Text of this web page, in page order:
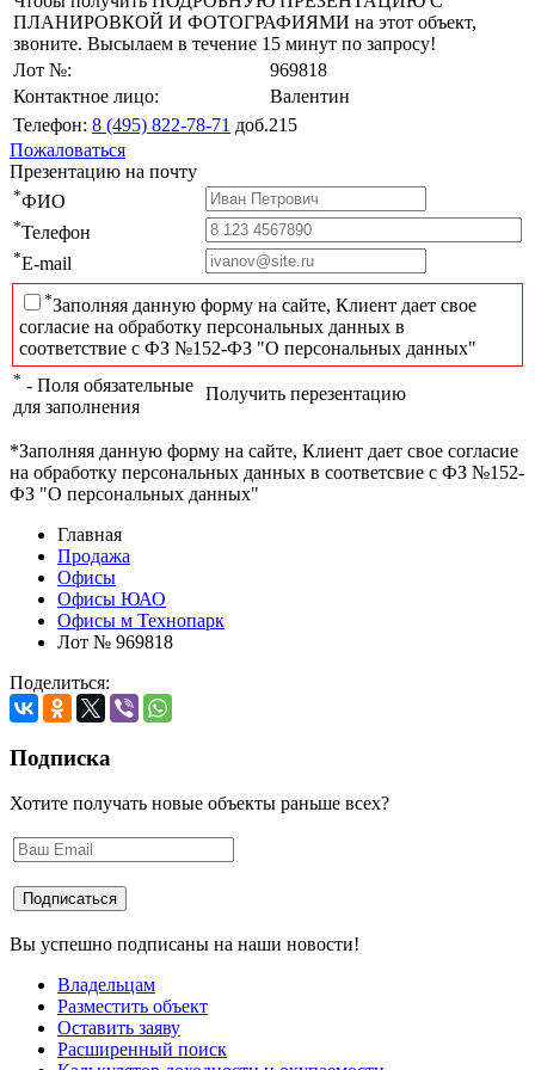
ПЛАНИРОВКОЙ И ФОТОГРАФИЯМИ на этот объект,
звоните. Высылаем в течение 15 минут по запросу!
Лот №:
969818
Контактное лицо:
Валентин
Телефон: 8 (495) 822-78-71 доб.215
Пожаловаться
Презентацию на почту
*ФИО
*Телефон
*E-mail
*Заполняя данную форму на сайте, Клиент дает свое
согласие на обработку персональных данных в
соответствие с ФЗ №152-ФЗ "О персональных данных"
* - Поля обязательные
для заполнения
Получить перезентацию
*Заполняя данную форму на сайте, Клиент дает свое согласие
на обработку персональных данных в соответсвие с ФЗ №152-
ФЗ "О персональных данных"
Главная
Продажа
Офисы
Офисы ЮАО
Офисы м Технопарк
Лот № 969818
Поделиться:
Подписка
Хотите получать новые объекты раньше всех?
Вы успешно подписаны на наши новости!
Владельцам
Разместить объект
Оставить заяву
Расширенный поиск